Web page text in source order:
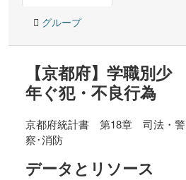
グループ
【京都府】学職別少
年ぐ犯・不良行為
京都府統計書 第18章 司法・警
察･消防
データとリソース